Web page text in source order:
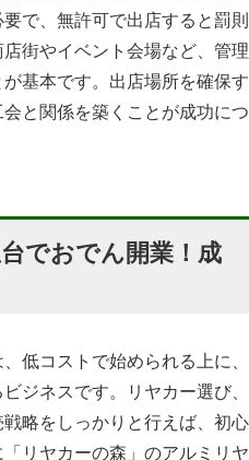
で、無許可で出店すると罰則
街やイベント会場など、管理
基本です。出店場所を確保す
と関係を築くことが成功につ
でおでん開業！成
低コストで始められる上に、
ジネスです。リヤカー選び、
略をしっかりと行えば、初心
リヤカーの森」のアルミリヤ